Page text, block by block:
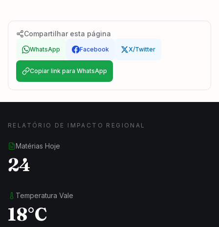
Compartilhar esta página
WhatsApp Facebook X/Twitter
Copiar link para WhatsApp
RELATÓRIO DE IMPACTO REGIONAL
Matérias Hoje
24
Temperatura Vale
18°C